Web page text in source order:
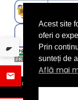
©2026 Atitudine
Acest site
oferi o
Prin
sunteți de
Află mai